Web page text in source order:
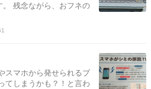
残念ながら、おフネの
スマホから発せられるブ
てしまうかも？！と言わ